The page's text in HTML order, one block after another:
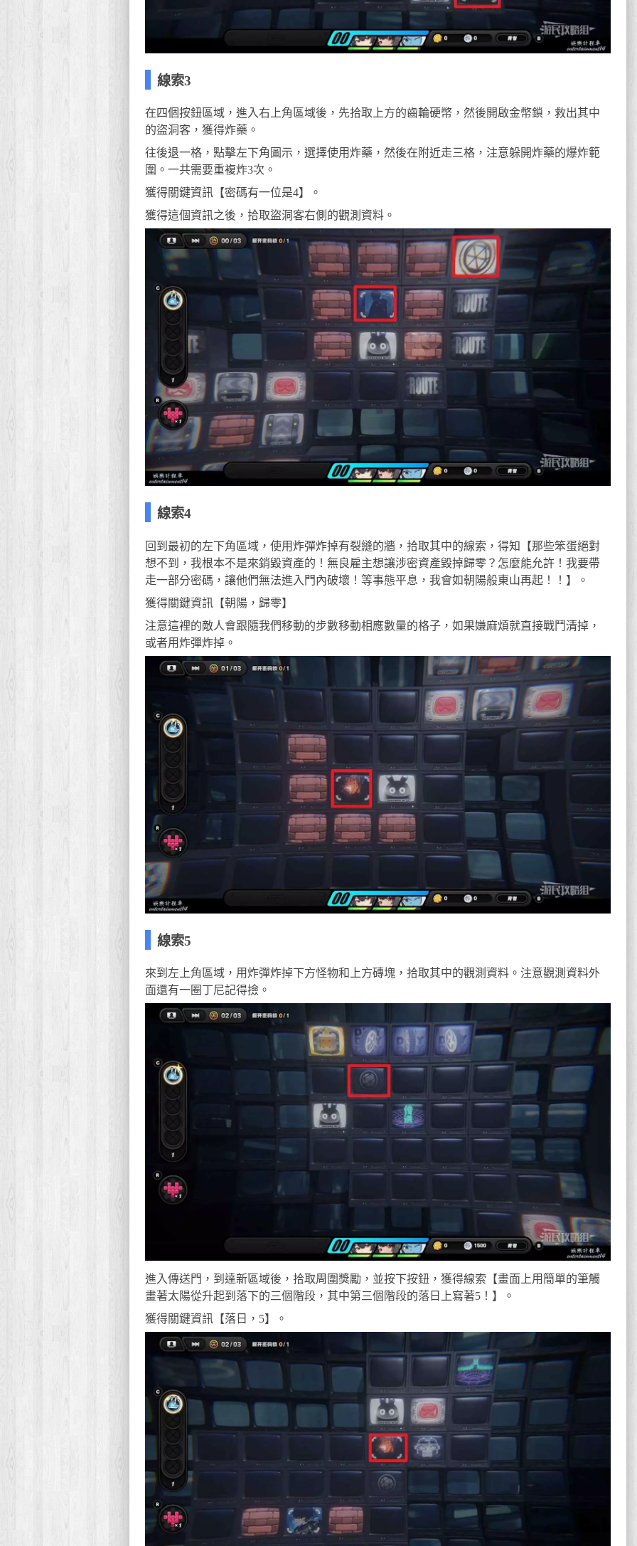
線索3
在四個按鈕區域，進入右上角區域後，先拾取上方的齒輪硬幣，然後開啟金幣鎖，救出其中
的盜洞客，獲得炸藥。
往後退一格，點擊左下角圖示，選擇使用炸藥，然後在附近走三格，注意躲開炸藥的爆炸範
圍。一共需要重複炸3次。
獲得關鍵資訊【密碼有一位是4】。
獲得這個資訊之後，拾取盜洞客右側的觀測資料。
線索4
回到最初的左下角區域，使用炸彈炸掉有裂縫的牆，拾取其中的線索，得知【那些笨蛋絕對
想不到，我根本不是來銷毀資產的！無良雇主想讓涉密資產毀掉歸零？怎麼能允許！我要帶
走一部分密碼，讓他們無法進入門內破壞！等事態平息，我會如朝陽般東山再起！！】。
獲得關鍵資訊【朝陽，歸零】
注意這裡的敵人會跟隨我們移動的步數移動相應數量的格子，如果嫌麻煩就直接戰鬥清掉，
或者用炸彈炸掉。
線索5
來到左上角區域，用炸彈炸掉下方怪物和上方磚塊，拾取其中的觀測資料。注意觀測資料外
面還有一圈丁尼記得撿。
進入傳送門，到達新區域後，拾取周圍獎勵，並按下按鈕，獲得線索【畫面上用簡單的筆觸
畫著太陽從升起到落下的三個階段，其中第三個階段的落日上寫著5！】。
獲得關鍵資訊【落日，5】。